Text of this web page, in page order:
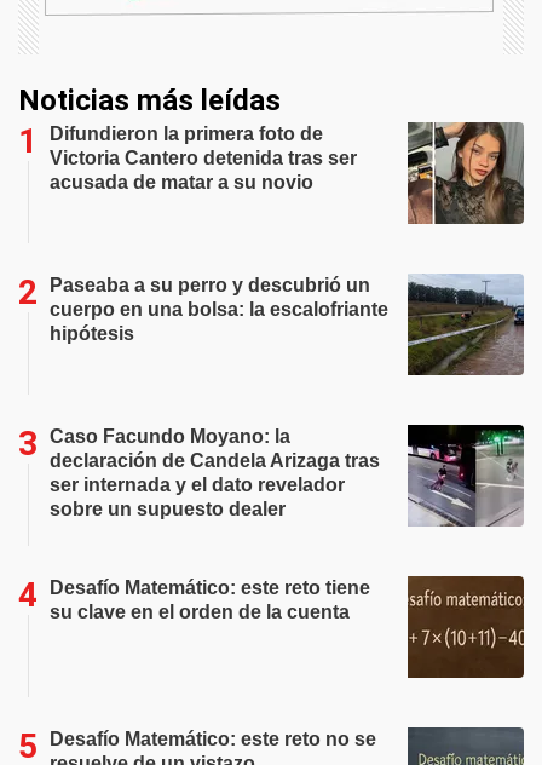
Noticias más leídas
Difundieron la primera foto de
Victoria Cantero detenida tras ser
acusada de matar a su novio
Paseaba a su perro y descubrió un
cuerpo en una bolsa: la escalofriante
hipótesis
Caso Facundo Moyano: la
declaración de Candela Arizaga tras
ser internada y el dato revelador
sobre un supuesto dealer
Desafío Matemático: este reto tiene
su clave en el orden de la cuenta
Desafío Matemático: este reto no se